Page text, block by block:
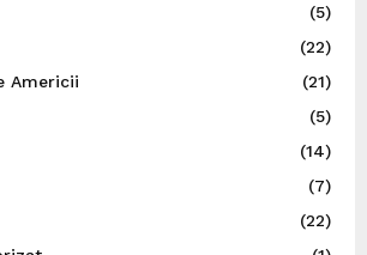
(5)
(22)
Americii
(21)
(5)
(14)
(7)
(22)